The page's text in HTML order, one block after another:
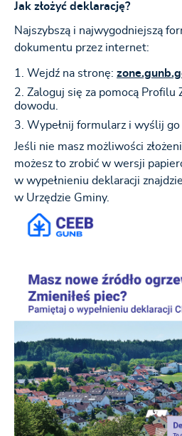
Jak złożyć deklarację?
Najszybszą i najwygodniejszą
dokumentu przez internet:
Wejdź na stronę:
Zaloguj się za pomocą Profilu
dowodu.
Wypełnij formularz i wyślij go
Jeśli nie masz możliwości
możesz to zrobić w wersji
w wypełnieniu deklaracji
w Urzędzie Gminy.